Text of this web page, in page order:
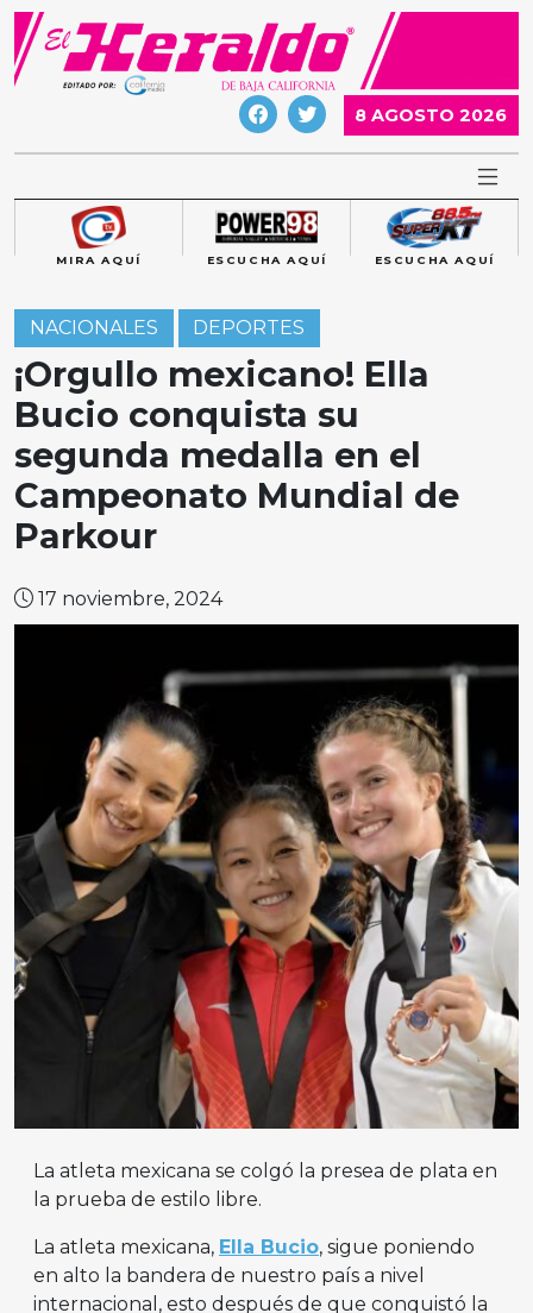
Skip
content
8 AGOSTO 2026
MIRA AQUÍ ESCUCHA AQUÍ ESCUCHA AQUÍ
NACIONALES DEPORTES
¡Orgullo mexicano! Ella
Bucio conquista su
segunda medalla en el
Campeonato Mundial de
Parkour
17 noviembre, 2024
La atleta mexicana se colgó la presea de plata en
la prueba de estilo libre.
La atleta mexicana, Ella Bucio, sigue poniendo
en alto la bandera de nuestro país a nivel
internacional, esto después de que conquistó la